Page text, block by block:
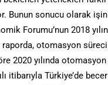
Bunun sonucu olarak
Forumu’nun 2018
raporda, otomasyon
2020 yılında
itibarıyla Türkiye’de